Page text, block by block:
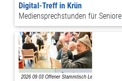
Digital-Treff in Krün
Mediensprechstunden für